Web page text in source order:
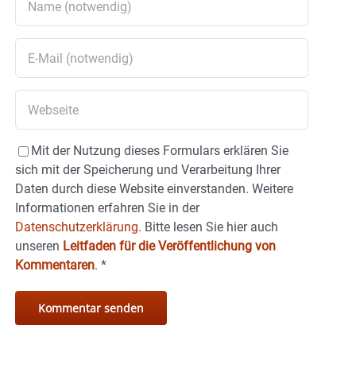
Mit der Nutzung dieses Formulars erklären Sie
sich mit der Speicherung und Verarbeitung Ihrer
Daten durch diese Website einverstanden. Weitere
Informationen erfahren Sie in der
Datenschutzerklärung. Bitte lesen Sie hier auch
unseren Leitfaden für die Veröffentlichung von
Kommentaren. *